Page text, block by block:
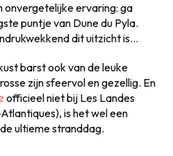
onvergetelijke ervaring: ga
puntje van Dune du Pyla.
dit uitzicht is…
barst ook van de leuke
zijn sfeervol en gezellig. En
officieel niet bij Les Landes
is het wel een
ultieme stranddag.